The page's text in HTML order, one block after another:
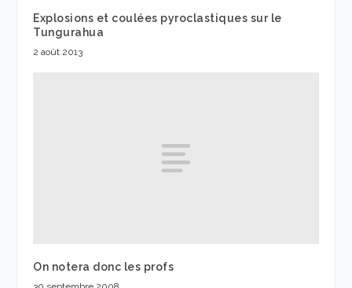
Explosions et coulées pyroclastiques sur le
Tungurahua
2 août 2013
On notera donc les profs